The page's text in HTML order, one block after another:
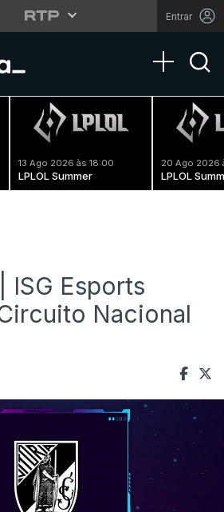
Entrar
Toggle
13 Ago 2026 às 18:00
LPLOL Summer
20 Ago 2026
LPLOL
ISG Esports
Nacional